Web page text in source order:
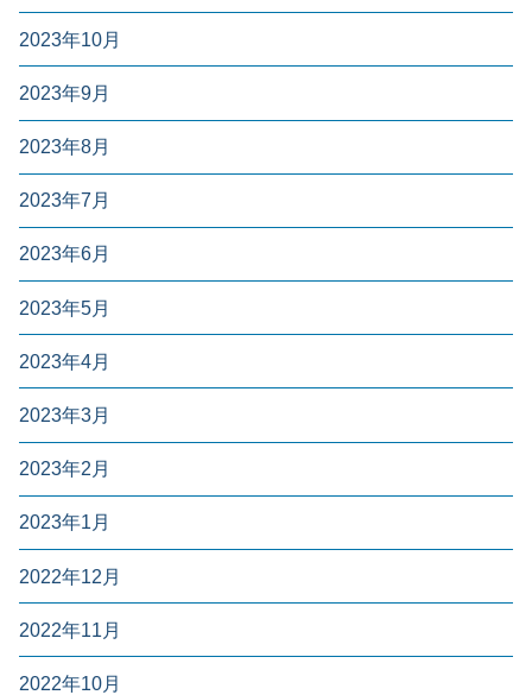
2023年10月
2023年9月
2023年8月
2023年7月
2023年6月
2023年5月
2023年4月
2023年3月
2023年2月
2023年1月
2022年12月
2022年11月
2022年10月